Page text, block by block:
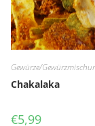
Gewürze/
Chakalaka
€5,99